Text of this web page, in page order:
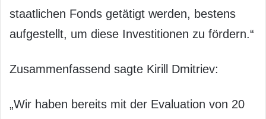
staatlichen Fonds getätigt werden, bestens
aufgestellt, um diese Investitionen zu fördern.“
Zusammenfassend sagte Kirill Dmitriev:
„Wir haben bereits mit der Evaluation von 20